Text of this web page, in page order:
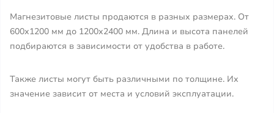
Магнезитовые листы продаются в разных размерах. От
600х1200 мм до 1200х2400 мм. Длина и высота панелей
подбираются в зависимости от удобства в работе.
Также листы могут быть различными по толщине. Их
значение зависит от места и условий эксплуатации.